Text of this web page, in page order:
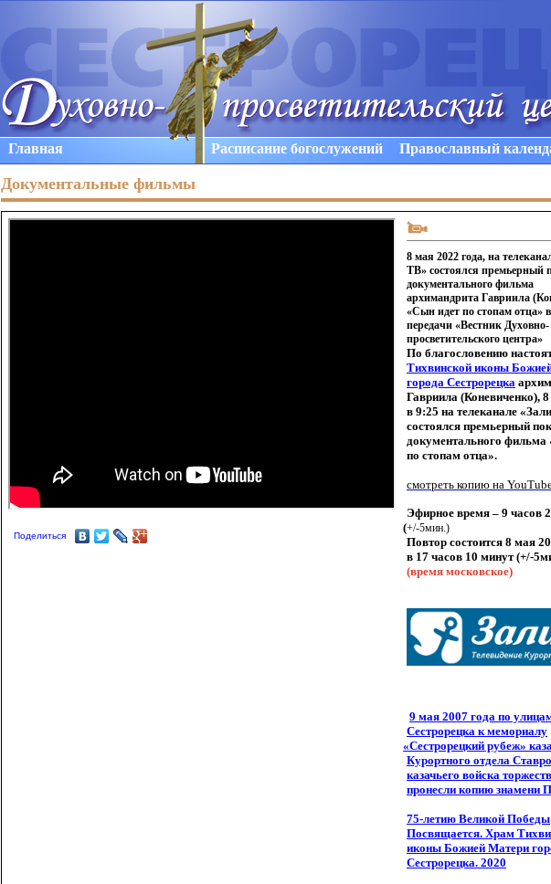
Главная Расписание богослужений Православный
Документальные фильмы
Поделиться
8 мая 2022 года, на
ТВ» состоялся премьерный
документального фильма
архимандрита Гавриила
«Сын идет по стопам отца»
передачи «Вестник Духовно-
просветительского центра»
По благословению
Тихвинской иконы
города Сестрорецка
Гавриила (Коневиченко),
в 9:25 на телеканале
состоялся премьерный
документального фильма
по стопам отца».
смотреть копию на
Эфирное время – 9 часов
(+/-5мин.)
Повтор состоится 8 мая
в 17 часов 10 минут (+/-
(время московское)
9 мая 2007 года по
Сестрорецка к мемориалу
«Сестрорецкий рубеж»
Курортного отдела
казачьего войска
пронесли копию знамени
75-летию Великой Победы
Посвящается. Храм
иконы Божией Матери
Сестрорецка. 2020